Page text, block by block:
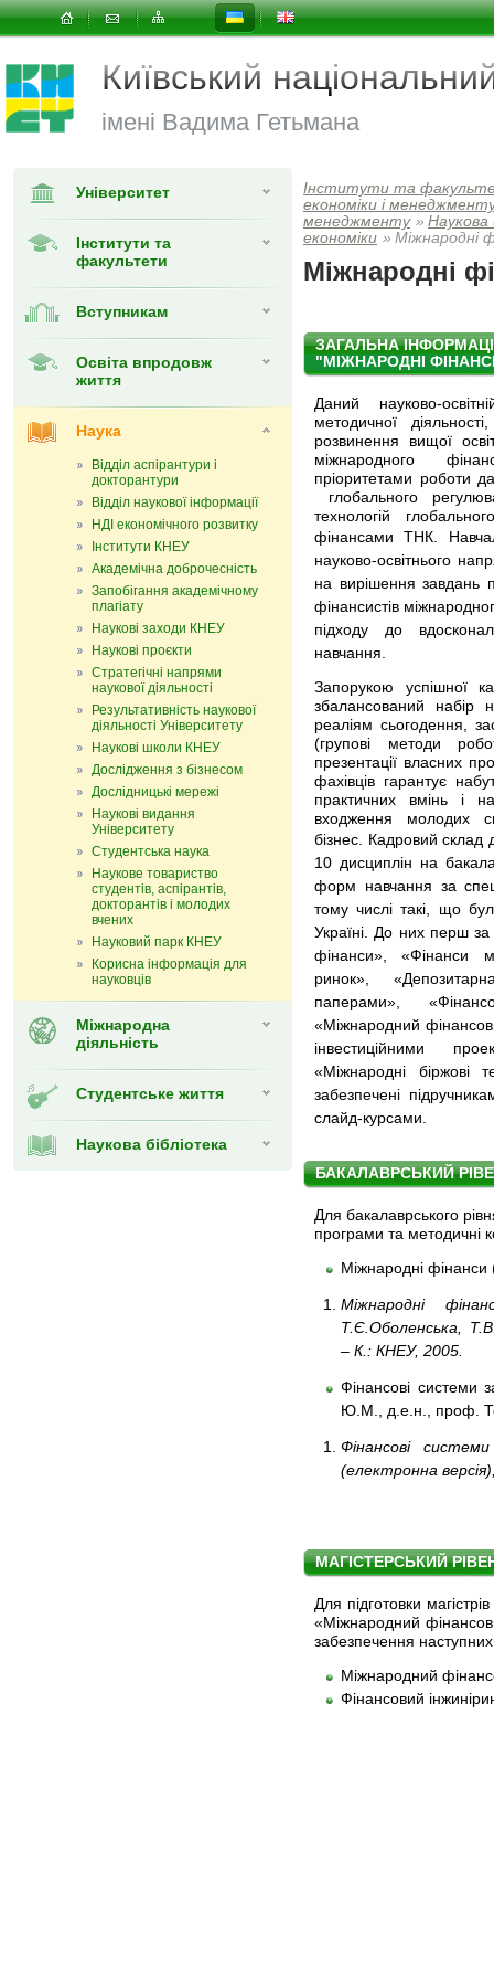
Київський
імені Вадима Гетьмана
Університет
Інститути та
факультети
Вступникам
Освіта впродовж
життя
Наука
Відділ аспірантури і
докторантури
Відділ наукової інформації
НДІ економічного розвитку
Інститути КНЕУ
Академічна доброчесність
Запобігання академічному
плагіату
Наукові заходи КНЕУ
Наукові проєкти
Стратегічні напрями
наукової діяльності
Результативність наукової
діяльності Університету
Наукові школи КНЕУ
Дослідження з бізнесом
Дослідницькі мережі
Наукові видання
Університету
Студентська наука
Наукове товариство
студентів, аспірантів,
докторантів і молодих
вчених
Науковий парк КНЕУ
Корисна інформація для
науковців
Міжнародна
діяльність
Студентське життя
Наукова бібліотека
Інститути та
економiки i
менеджменту » Наукова
економіки » Міжнародні
Міжнародні
ЗАГАЛЬНА
"МІЖНАРОДНІ
Даний науково-
методичної
розвинення вищої
міжнародного
пріоритетами роботи
глобального
технологій
фінансами ТНК.
науково-освітнього
на вирішення завдань
фінансистів
підходу до
навчання.
Запорукою успішної
збалансований набір
реаліям сьогодення,
(групові методи
презентації власних
фахівців гарантує
практичних вмінь і
входження молодих
бізнес. Кадровий
10 дисциплін на
форм навчання за
тому числі такі, що
Україні. До них перш за
фінанси», «Фінанси
ринок»,
паперами»,
«Міжнародний
інвестиційними
«Міжнародні біржові
забезпечені
слайд-курсами.
БАКАЛАВРСЬКИЙ
Для бакалаврського
програми та методичні
Міжнародні
Міжнародні
Т.Є.Оболенська,
– К.: КНЕУ, 2005.
Фінансові системи
Ю.М., д.е.н., проф.
Фінансові
(електронна
МАГІСТЕРСЬКИЙ
Для підготовки
«Міжнародний
забезпечення
Міжнародний
Фінансовий